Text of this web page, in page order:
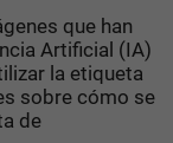
que han
Artificial (IA)
la etiqueta
sobre cómo se
de